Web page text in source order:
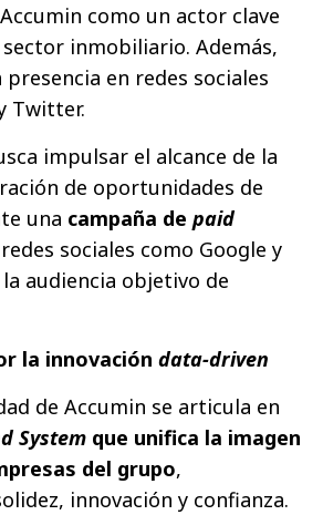
como un actor clave
inmobiliario. Además,
en redes sociales
Twitter.
impulsar el alcance de la
de oportunidades de
una campaña de paid
sociales como Google y
audiencia objetivo de
la innovación data-driven
de Accumin se articula en
System que unifica la imagen
del grupo,
innovación y confianza.